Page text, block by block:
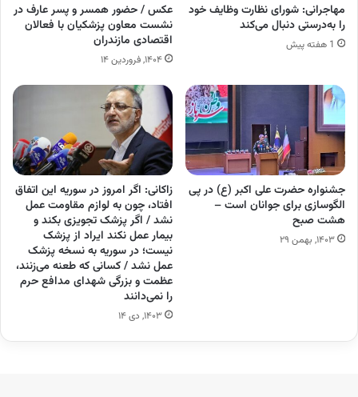
مهاجرانی: شورای نظارت وظایف خود
را به‌درستی دنبال می‌کند
1 هفته پیش
عکس / حضور همسر و پسر عارف در
نشست معاون پزشکیان با فعالان
اقتصادی مازندران
۱۴۰۴, فروردین ۱۴
جشنواره حضرت علی اکبر (ع) در پی
الگوسازی برای جوانان است –
هشت صبح
۱۴۰۳, بهمن ۲۹
زاکانی: اگر امروز در سوریه این اتفاق
افتاد، چون به لوازم مقاومت عمل
نشد / اگر پزشک تجویزی بکند و
بیمار عمل نکند ایراد از پزشک
نیست؛ در سوریه به نسخه پزشک
عمل نشد / کسانی که طعنه می‌زنند،
عظمت و بزرگی شهدای مدافع حرم
را نمی‌دانند
۱۴۰۳, دی ۱۴